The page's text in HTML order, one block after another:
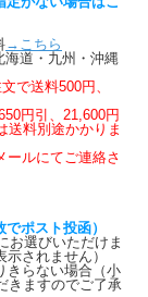
→こちら
海道・九州・沖縄
で送料500円、
円引、21,600円
送料別途かかりま
ルにてご連絡さ
ポスト投函）
お選びいただけま
されません）
きらない場合（小
きますのでご了承